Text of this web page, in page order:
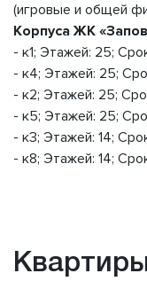
(игровые и общей
Корпуса ЖК
- к1; Этажей: 25;
- к4; Этажей: 25;
- к2; Этажей: 25;
- к5; Этажей: 25;
- к3; Этажей: 14;
- к8; Этажей: 14;